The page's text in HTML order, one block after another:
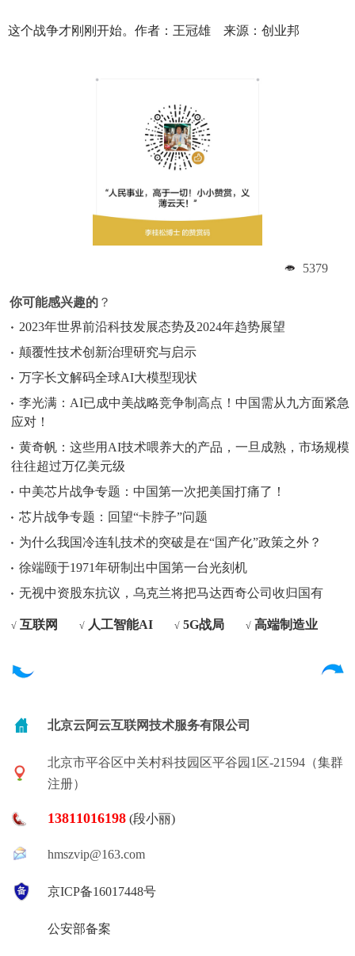
这个战争才刚刚开始。作者：王冠雄 来源：创业邦
5379
你可能感兴趣的 ？
2023年世界前沿科技发展态势及2024年趋势展望
颠覆性技术创新治理研究与启示
万字长文解码全球AI大模型现状
李光满：AI已成中美战略竞争制高点！中国需从九方面紧急
应对！
黄奇帆：这些用AI技术喂养大的产品，一旦成熟，市场规模
往往超过万亿美元级
中美芯片战争专题：中国第一次把美国打痛了！
芯片战争专题：回望“卡脖子”问题
为什么我国冷连轧技术的突破是在“国产化”政策之外？
徐端颐于1971年研制出中国第一台光刻机
无视中资股东抗议，乌克兰将把马达西奇公司收归国有
√ 互联网 √ 人工智能AI √ 5G战局 √ 高端制造业
北京云阿云互联网技术服务有限公司
北京市平谷区中关村科技园区平谷园1区-21594（集群
注册）
13811016198 (段小丽)
hmszvip@163.com
京ICP备16017448号
公安部备案